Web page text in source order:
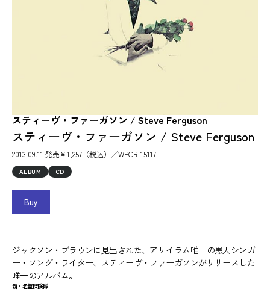
スティーヴ・ファーガソン / Steve Ferguson
スティーヴ・ファーガソン / Steve Ferguson
2013.09.11 発売￥1,257（税込）／WPCR-15117
ALBUM CD
Buy
ジャクソン・ブラウンに見出された、アサイラム唯一の黒人シンガ
ー・ソング・ライター、スティーヴ・ファーガソンがリリースした
唯一のアルバム。
新・名盤探険隊